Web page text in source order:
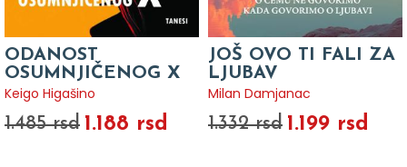
ODANOST
OSUMNJIČENOG X
Keigo Higašino
1.485 rsd 1.188 rsd
JOŠ OVO TI FALI ZA
LJUBAV
Milan Damjanac
1.332 rsd 1.199 rsd